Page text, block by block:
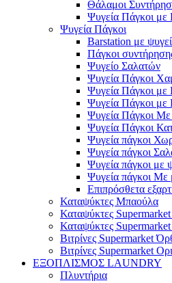
Θάλαμοι
Ψυγεία Πάγκοι με
Ψυγεία Πάγκοι
Barstation με
Πάγκοι
Ψυγείο Σαλατών
Ψυγεία Πάγκοι
Ψυγεία Πάγκοι με
Ψυγεία Πάγκοι με
Ψυγεία Πάγκοι
Ψυγεία Πάγκοι
Ψυγεία πάγκοι
Ψυγεία πάγκοι
Ψυγεία πάγκοι με
Ψυγεία πάγκοι Με
Επιπρόσθετα
Καταψύκτες Μπαούλα
Καταψύκτες Supermarket
Καταψύκτες
Βιτρίνες Supermarket
Βιτρίνες Supermarket
ΕΞΟΠΛΙΣΜΟΣ LAUNDRY
Πλυντήρια